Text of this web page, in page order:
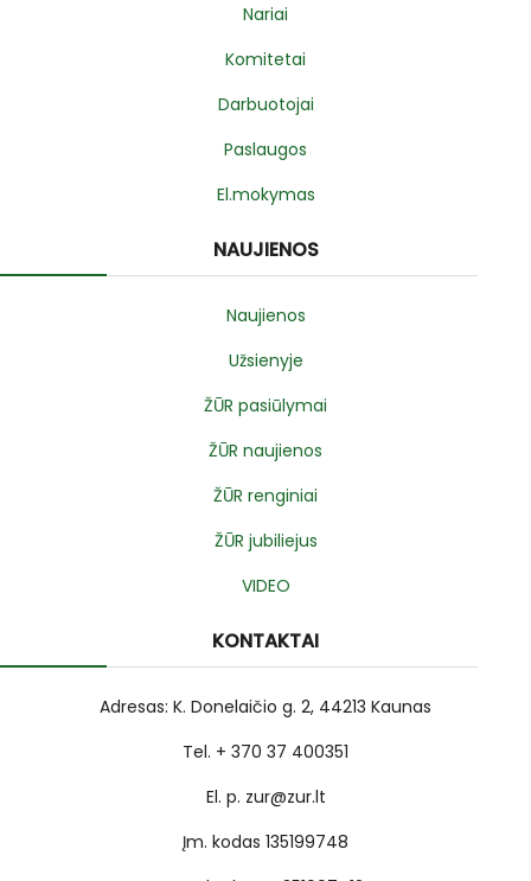
Nariai
Komitetai
Darbuotojai
Paslaugos
El.mokymas
NAUJIENOS
Naujienos
Užsienyje
ŽŪR pasiūlymai
ŽŪR naujienos
ŽŪR renginiai
ŽŪR jubiliejus
VIDEO
KONTAKTAI
Adresas: K. Donelaičio g. 2, 44213 Kaunas
Tel. + 370 37 400351
El. p. zur@zur.lt
Įm. kodas 135199748